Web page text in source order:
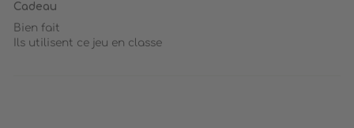
Cadeau
Bien fait
Ils utilisent ce jeu en classe